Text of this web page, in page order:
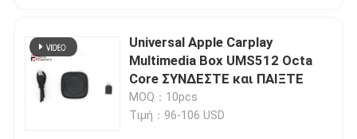
Universal Apple Carplay
Multimedia Box UMS512 Octa
Core ΣΥΝΔΕΣΤΕ και ΠΑΙΞΤΕ
MOQ：10pcs
Τιμή：96-106 USD